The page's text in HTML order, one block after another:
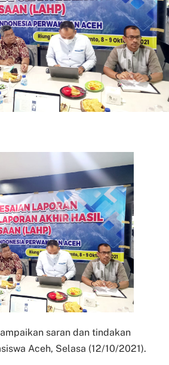
ampaikan saran dan tindakan
Aceh, Selasa (12/10/2021).